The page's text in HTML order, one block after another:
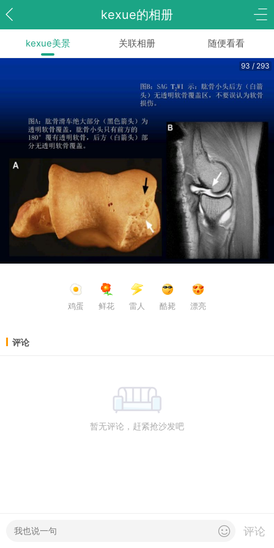
kexue的相册
kexue美景 关联相册 随便看看
93 / 293
鸡蛋 鲜花 雷人 酷毙 漂亮
评论
暂无评论，赶紧抢沙发吧
评论